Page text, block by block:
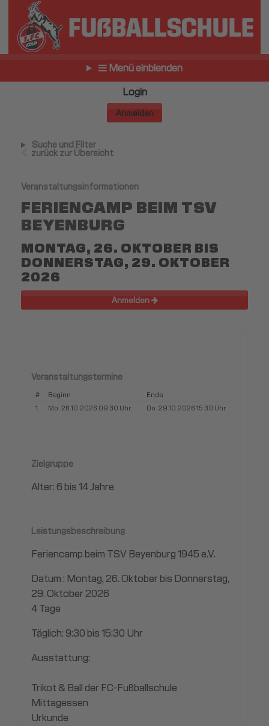
Menü einblenden
Login
Anmelden
Suche und Filter
zurück zur Übersicht
Veranstaltungsinformationen
FERIENCAMP BEIM TSV
BEYENBURG
MONTAG, 26. OKTOBER BIS
DONNERSTAG, 29. OKTOBER
2026
Anmelden
Veranstaltungstermine
# Beginn
Ende
1.
Mo. 26.10.2026 09:30 Uhr Do. 29.10.2026 15:30 Uhr
Zielgruppe
Alter: 6 bis 14 Jahre
Leistungsbeschreibung
Feriencamp beim TSV Beyenburg 1945 e.V.
Datum : Montag, 26. Oktober bis Donnerstag,
29. Oktober 2026
4 Tage
Täglich: 9:30 bis 15:30 Uhr
Ausstattung:
Trikot & Ball der FC-Fußballschule
Mittagessen
Urkunde